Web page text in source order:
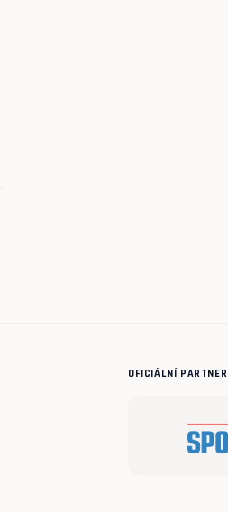
OFICIÁLNÍ PARTNER